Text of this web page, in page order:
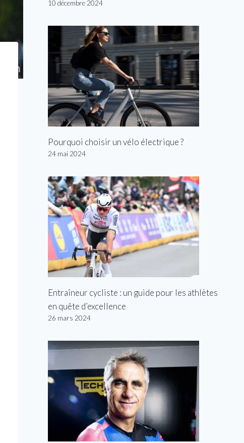
10 décembre 2024
Pourquoi choisir un vélo électrique ?
24 mai 2024
Entraîneur cycliste : un guide pour les athlètes
en quête d’excellence
26 mars 2024